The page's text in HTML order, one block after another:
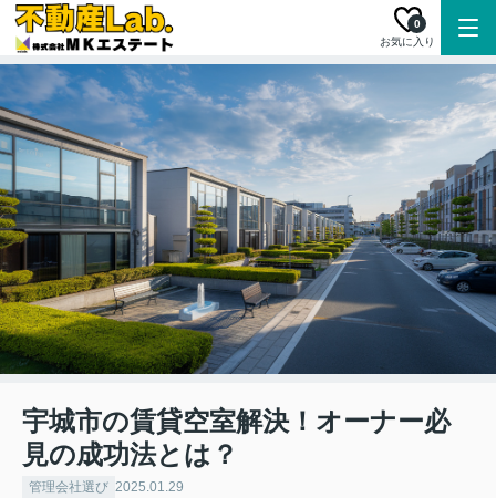
お気に入り
0
宇城市の賃貸空室解決！オーナー必
見の成功法とは？
管理会社選び 2025.01.29